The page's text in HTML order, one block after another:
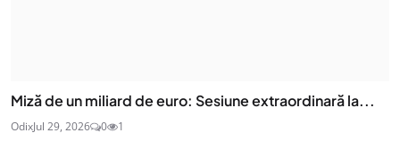
Miză de un miliard de euro: Sesiune extraordinară la...
OdixJul 29, 2026 0 1